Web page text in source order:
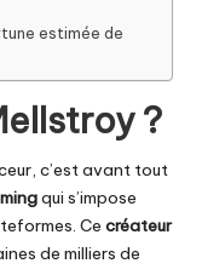
estimée de
?
c’est avant tout
qui s’impose
Ce créateur
de milliers de